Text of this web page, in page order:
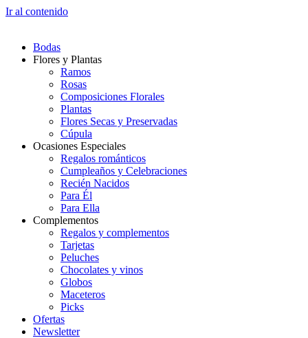
Ir al contenido
Bodas
Flores y Plantas
Ramos
Rosas
Composiciones Florales
Plantas
Flores Secas y Preservadas
Cúpula
Ocasiones Especiales
Regalos románticos
Cumpleaños y Celebraciones
Recién Nacidos
Para Él
Para Ella
Complementos
Regalos y complementos
Tarjetas
Peluches
Chocolates y vinos
Globos
Maceteros
Picks
Ofertas
Newsletter